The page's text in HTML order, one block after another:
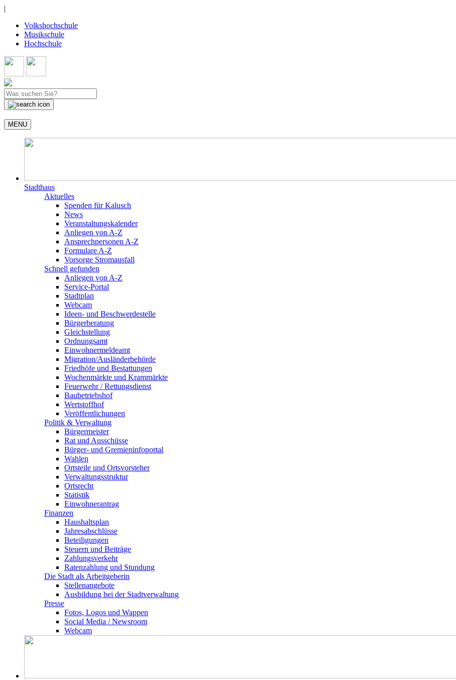
|
Volkshochschule
Musikschule
Hochschule
MENU
Stadthaus
Aktuelles
Spenden für Kalusch
News
Veranstaltungskalender
Anliegen von A-Z
Ansprechpersonen A-Z
Formulare A-Z
Vorsorge Stromausfall
Schnell gefunden
Anliegen von A-Z
Service-Portal
Stadtplan
Webcam
Ideen- und Beschwerdestelle
Bürgerberatung
Gleichstellung
Ordnungsamt
Einwohnermeldeamt
Migration/Ausländerbehörde
Friedhöfe und Bestattungen
Wochenmärkte und Krammärkte
Feuerwehr / Rettungsdienst
Baubetriebshof
Wertstoffhof
Veröffentlichungen
Politik & Verwaltung
Bürgermeister
Rat und Ausschüsse
Bürger- und Gremieninfoportal
Wahlen
Ortsteile und Ortsvorsteher
Verwaltungsstruktur
Ortsrecht
Statistik
Einwohnerantrag
Finanzen
Haushaltsplan
Jahresabschlüsse
Beteiligungen
Steuern und Beiträge
Zahlungsverkehr
Ratenzahlung und Stundung
Die Stadt als Arbeitgeberin
Stellenangebote
Ausbildung bei der Stadtverwaltung
Presse
Fotos, Logos und Wappen
Social Media / Newsroom
Webcam